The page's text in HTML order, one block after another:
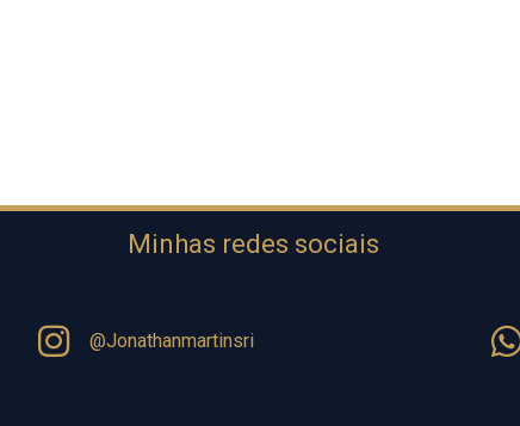
Minhas redes sociais
@Jonathanmartinsri